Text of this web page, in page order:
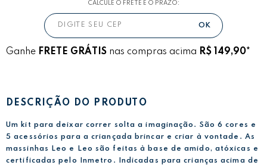
CALCULE O FRETE E O PRAZO:
Ganhe FRETE GRÁTIS nas compras acima R$ 149,90*
DESCRIÇÃO DO PRODUTO
Um kit para deixar correr solta a imaginação. São 6 cores e
5 acessórios para a criançada brincar e criar à vontade. As
massinhas Leo e Leo são feitas à base de amido, atóxicas e
certificadas pelo Inmetro. Indicadas para crianças acima de